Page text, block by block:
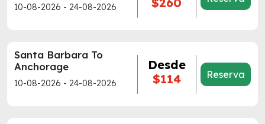
10-08-2026 - 24-08-2026
Santa Barbara To
Anchorage
10-08-2026 - 24-08-2026
Desde
$114
Reserva